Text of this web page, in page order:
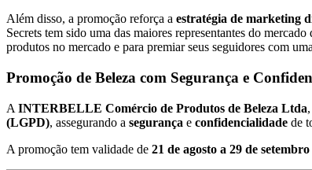
Além disso, a promoção reforça a estratégia de marketing
Secrets tem sido uma das maiores representantes do
produtos no mercado e para premiar seus seguidores com
Promoção de Beleza com Segurança e
A INTERBELLE Comércio de Produtos de Beleza Ltda
(LGPD), assegurando a segurança e confidencialidade de
A promoção tem validade de 21 de agosto a 29 de